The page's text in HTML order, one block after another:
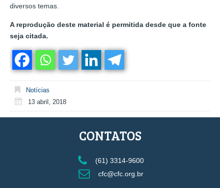
diversos temas.
A reprodução deste material é permitida desde que a fonte
seja citada.
Notícias
13 abril, 2018
CONTATOS
(61) 3314-9600
cfc@cfc.org.br